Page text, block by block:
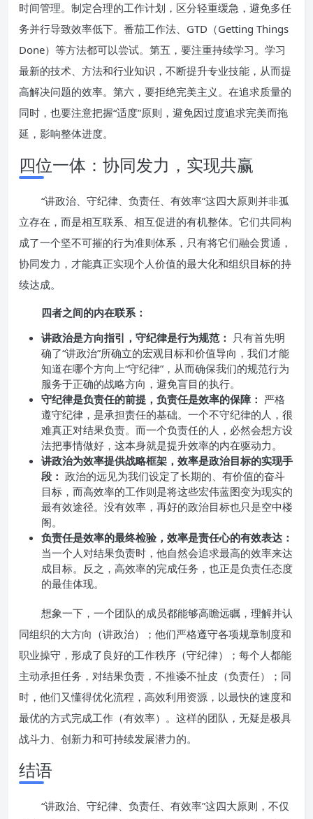
时间管理。制定合理的工作计划，区分轻重缓急，避免多任
务并行导致效率低下。番茄工作法、GTD（Getting Things
Done）等方法都可以尝试。第五，要注重持续学习。学习
最新的技术、方法和行业知识，不断提升专业技能，从而提
高解决问题的效率。第六，要拒绝完美主义。在追求质量的
同时，也要注意把握“适度”原则，避免因过度追求完美而拖
延，影响整体进度。
四位一体：协同发力，实现共赢
“讲政治、守纪律、负责任、有效率”这四大原则并非孤
立存在，而是相互联系、相互促进的有机整体。它们共同构
成了一个坚不可摧的行为准则体系，只有将它们融会贯通，
协同发力，才能真正实现个人价值的最大化和组织目标的持
续达成。
四者之间的内在联系：
讲政治是方向指引，守纪律是行为规范： 只有首先明
确了“讲政治”所确立的宏观目标和价值导向，我们才能
知道在哪个方向上“守纪律”，从而确保我们的规范行为
服务于正确的战略方向，避免盲目的执行。
守纪律是负责任的前提，负责任是效率的保障： 严格
遵守纪律，是承担责任的基础。一个不守纪律的人，很
难真正对结果负责。而一个负责任的人，必然会想方设
法把事情做好，这本身就是提升效率的内在驱动力。
讲政治为效率提供战略框架，效率是政治目标的实现手
段： 政治的远见为我们设定了长期的、有价值的奋斗
目标，而高效率的工作则是将这些宏伟蓝图变为现实的
最有效途径。没有效率，再好的政治目标也只是空中楼
阁。
负责任是效率的最终检验，效率是责任心的有效表达：
当一个人对结果负责时，他自然会追求最高的效率来达
成目标。反之，高效率的完成任务，也正是负责任态度
的最佳体现。
想象一下，一个团队的成员都能够高瞻远瞩，理解并认
同组织的大方向（讲政治）；他们严格遵守各项规章制度和
职业操守，形成了良好的工作秩序（守纪律）；每个人都能
主动承担任务，对结果负责，不推诿不扯皮（负责任）；同
时，他们又懂得优化流程，高效利用资源，以最快的速度和
最优的方式完成工作（有效率）。这样的团队，无疑是极具
战斗力、创新力和可持续发展潜力的。
结语
“讲政治、守纪律、负责任、有效率”这四大原则，不仅